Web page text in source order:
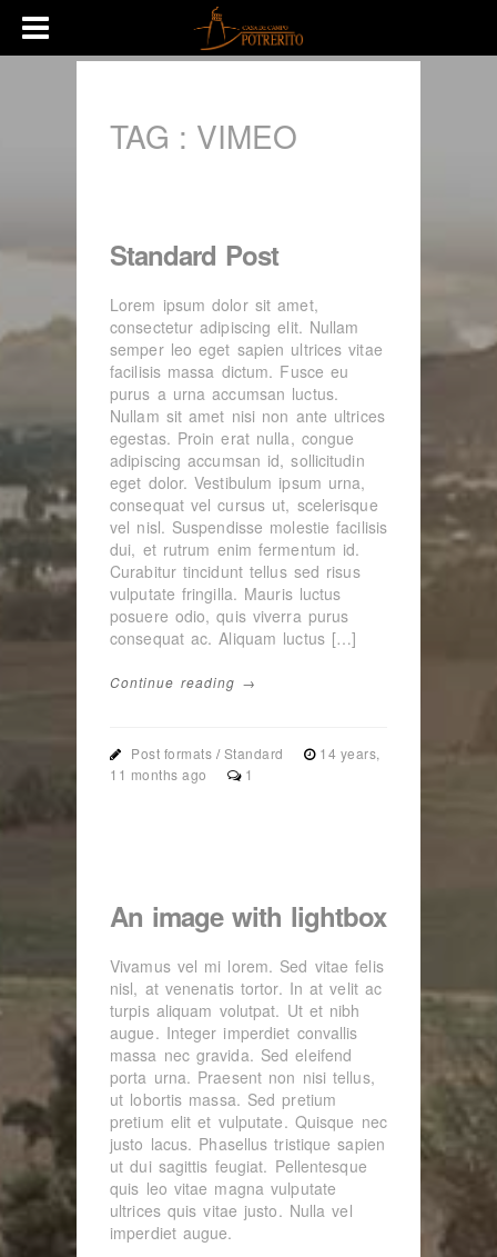
TAG : VIMEO
Standard Post
Lorem ipsum dolor sit amet,
consectetur adipiscing elit. Nullam
semper leo eget sapien ultrices vitae
facilisis massa dictum. Fusce eu
purus a urna accumsan luctus.
Nullam sit amet nisi non ante ultrices
egestas. Proin erat nulla, congue
adipiscing accumsan id, sollicitudin
eget dolor. Vestibulum ipsum urna,
consequat vel cursus ut, scelerisque
vel nisl. Suspendisse molestie facilisis
dui, et rutrum enim fermentum id.
Curabitur tincidunt tellus sed risus
vulputate fringilla. Mauris luctus
posuere odio, quis viverra purus
consequat ac. Aliquam luctus […]
Continue reading →
Post formats /Standard
14 years,
11 months ago
1
An image with lightbox
Vivamus vel mi lorem. Sed vitae felis
nisl, at venenatis tortor. In at velit ac
turpis aliquam volutpat. Ut et nibh
augue. Integer imperdiet convallis
massa nec gravida. Sed eleifend
porta urna. Praesent non nisi tellus,
ut lobortis massa. Sed pretium
pretium elit et vulputate. Quisque nec
justo lacus. Phasellus tristique sapien
ut dui sagittis feugiat. Pellentesque
quis leo vitae magna vulputate
ultrices quis vitae justo. Nulla vel
imperdiet augue.